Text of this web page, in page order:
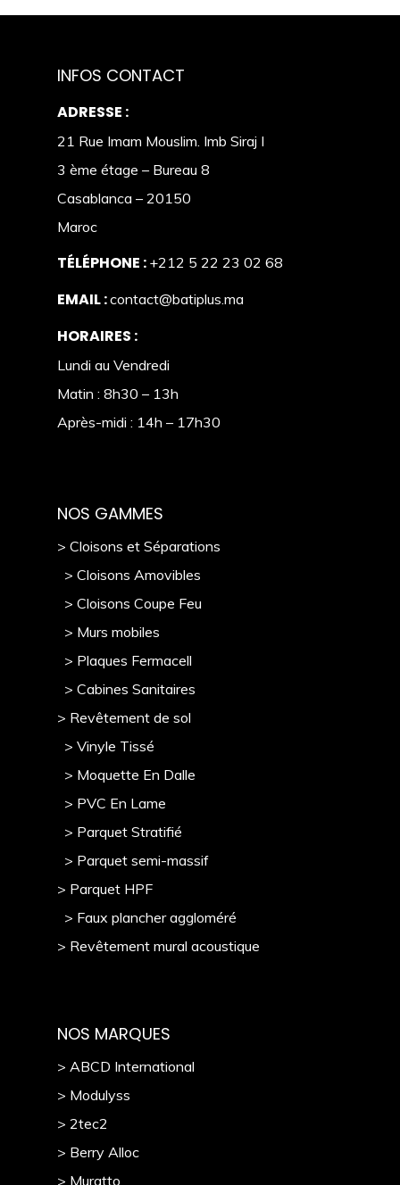
INFOS CONTACT
ADRESSE :
21 Rue Imam Mouslim. Imb Siraj I
3 ème étage – Bureau 8
Casablanca – 20150
Maroc
TÉLÉPHONE : +212 5 22 23 02 68
EMAIL :contact@batiplus.ma
HORAIRES :
Lundi au Vendredi
Matin : 8h30 – 13h
Après-midi : 14h – 17h30
NOS GAMMES
> Cloisons et Séparations
> Cloisons Amovibles
> Cloisons Coupe Feu
> Murs mobiles
> Plaques Fermacell
> Cabines Sanitaires
> Revêtement de sol
> Vinyle Tissé
> Moquette En Dalle
> PVC En Lame
> Parquet Stratifié
> Parquet semi-massif
> Parquet HPF
> Faux plancher aggloméré
> Revêtement mural acoustique
NOS MARQUES
> ABCD International
> Modulyss
> 2tec2
> Berry Alloc
> Muratto